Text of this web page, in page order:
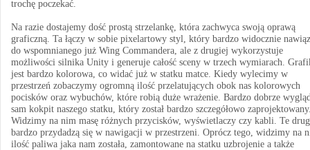
trochę poczekać.
Na razie dostajemy dość prostą strzelankę, która zachwyca swoją oprawą
graficzną. Ta łączy w sobie pixelartowy styl, który bardzo widocznie
do wspomnianego już Wing Commandera, ale z drugiej wykorzystuje
możliwości silnika Unity i generuje całość sceny w trzech wymiarach.
jest bardzo kolorowa, co widać już w statku matce. Kiedy wylecimy w
przestrzeń zobaczymy ogromną ilość przelatujących obok nas kolorowych
pocisków oraz wybuchów, które robią duże wrażenie. Bardzo dobrze
sam kokpit naszego statku, który został bardzo szczegółowo
Widzimy na nim masę różnych przycisków, wyświetlaczy czy kabli. Te
bardzo przydadzą się w nawigacji w przestrzeni. Oprócz tego, widzimy na
ilość paliwa jaka nam została, zamontowane na statku uzbrojenie a także